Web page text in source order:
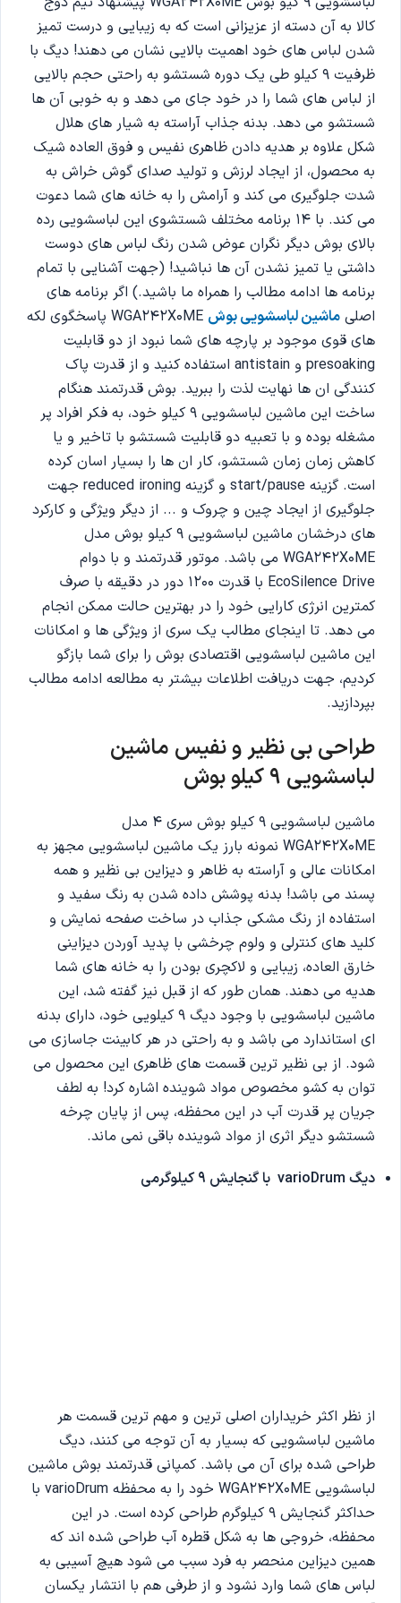
کالا به آن دسته از عزیزانی است که به زیبایی و درست تمیز
شدن لباس های خود اهمیت بالایی نشان می دهند! دیگ با
ظرفیت 9 کیلو طی یک دوره شستشو به راحتی حجم بالایی
از لباس های شما را در خود جای می دهد و به خوبی آن ها
شستشو می دهد. بدنه جذاب آراسته به شیار های هلال
شکل علاوه بر هدیه دادن ظاهری نفیس و فوق العاده شیک
به محصول، از ایجاد لرزش و تولید صدای گوش خراش به
شدت جلوگیری می کند و آرامش را به خانه های شما دعوت
می کند. با 14 برنامه مختلف شستشوی این لباسشویی رده
بالای بوش دیگر نگران عوض شدن رنگ لباس های دوست
داشتی یا تمیز نشدن آن ها نباشید! (جهت آشنایی با تمام
برنامه ها ادامه مطالب را همراه ما باشید.) اگر برنامه های
اصلی ماشین لباسشویی بوش
WGA242X0ME پاسخگوی لکه
های قوی موجود بر پارچه های شما نبود از دو قابلیت
presoaking و antistain استفاده کنید و از قدرت پاک
کنندگی ان ها نهایت لذت را ببرید. بوش قدرتمند هنگام
ساخت این ماشین لباسشویی 9 کیلو خود، به فکر افراد پر
مشغله بوده و با تعبیه دو قابلیت شستشو با تاخیر و یا
کاهش زمان زمان شستشو، کار ان ها را بسیار اسان کرده
است. گزینه start/pause و گزینه reduced ironing جهت
جلوگیری از ایجاد چین و چروک و ... از دیگر ویژگی و کارکرد
های درخشان ماشین لباسشویی 9 کیلو بوش مدل
WGA242X0ME می باشد. موتور قدرتمند و با دوام
EcoSilence Drive با قدرت 1200 دور در دقیقه با صرف
کمترین انرژی کارایی خود را در بهترین حالت ممکن انجام
می دهد. تا اینجای مطالب یک سری از ویژگی ها و امکانات
این ماشین لباسشویی اقتصادی بوش را برای شما بازگو
کردیم، جهت دریافت اطلاعات بیشتر به مطالعه ادامه مطالب
بپردازید.
طراحی بی نظیر و نفیس ماشین
لباسشویی 9 کیلو بوش
ماشین لباسشویی 9 کیلو بوش سری 4 مدل
WGA242X0ME نمونه بارز یک ماشین لباسشویی مجهز به
امکانات عالی و آراسته به ظاهر و دیزاین بی نظیر و همه
پسند می باشد! بدنه پوشش داده شدن به رنگ سفید و
استفاده از رنگ مشکی جذاب در ساخت صفحه نمایش و
کلید های کنترلی و ولوم چرخشی با پدید آوردن دیزاینی
خارق العاده، زیبایی و لاکچری بودن را به خانه های شما
هدیه می دهند. همان طور که از قبل نیز گفته شد، این
ماشین لباسشویی با وجود دیگ 9 کیلویی خود، دارای بدنه
ای استاندارد می باشد و به راحتی در هر کابینت جاسازی می
شود. از بی نظیر ترین قسمت های ظاهری این محصول می
توان به کشو مخصوص مواد شوینده اشاره کرد! به لطف
جریان پر قدرت آب در این محفظه، پس از پایان چرخه
شستشو دیگر اثری از مواد شوینده باقی نمی ماند.
دیگ varioDrum با گنجایش 9 کیلوگرمی
از نظر اکثر خریداران اصلی ترین و مهم ترین قسمت هر
ماشین لباسشویی که بسیار به آن توجه می کنند، دیگ
طراحی شده برای آن می باشد. کمپانی قدرتمند بوش ماشین
لباسشویی WGA242X0ME خود را به محفظه varioDrum با
حداکثر گنجایش 9 کیلوگرم طراحی کرده است. در این
محفظه، خروجی ها به شکل قطره آب طراحی شده اند که
همین دیزاین منحصر به فرد سبب می شود هیچ آسیبی به
لباس های شما وارد نشود و از طرفی هم با انتشار یکسان